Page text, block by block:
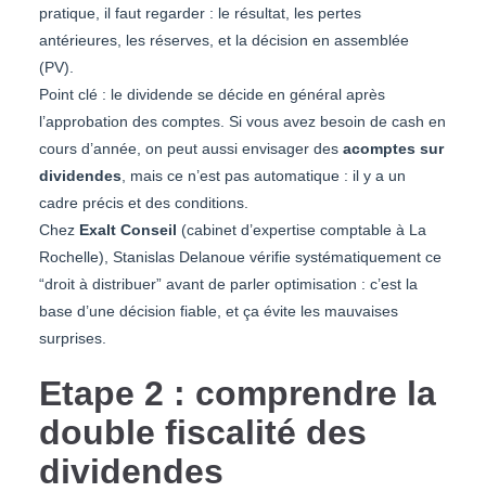
pratique, il faut regarder : le résultat, les pertes
antérieures, les réserves, et la décision en assemblée
(PV).
Point clé : le dividende se décide en général après
l’approbation des comptes. Si vous avez besoin de cash en
cours d’année, on peut aussi envisager des acomptes sur
dividendes , mais ce n’est pas automatique : il y a un
cadre précis et des conditions.
Chez Exalt Conseil (cabinet d’expertise comptable à La
Rochelle), Stanislas Delanoue vérifie systématiquement ce
“droit à distribuer” avant de parler optimisation : c’est la
base d’une décision fiable, et ça évite les mauvaises
surprises.
Etape 2 : comprendre la
double fiscalité des
dividendes